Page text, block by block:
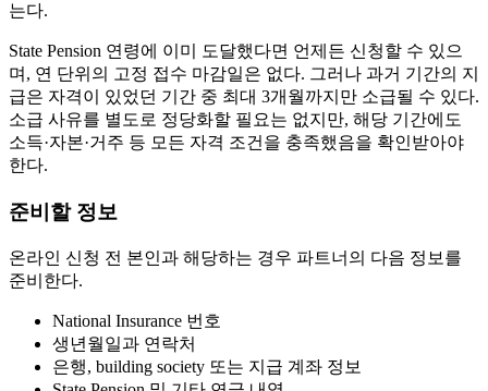
는다.
State Pension 연령에 이미 도달했다면 언제든 신청할 수 있으
며, 연 단위의 고정 접수 마감일은 없다. 그러나 과거 기간의 지
급은 자격이 있었던 기간 중 최대 3개월까지만 소급될 수 있다.
소급 사유를 별도로 정당화할 필요는 없지만, 해당 기간에도
소득·자본·거주 등 모든 자격 조건을 충족했음을 확인받아야
한다.
준비할 정보
온라인 신청 전 본인과 해당하는 경우 파트너의 다음 정보를
준비한다.
National Insurance 번호
생년월일과 연락처
은행, building society 또는 지급 계좌 정보